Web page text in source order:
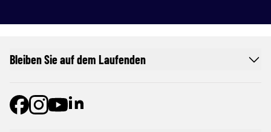
Bleiben Sie auf dem Laufenden